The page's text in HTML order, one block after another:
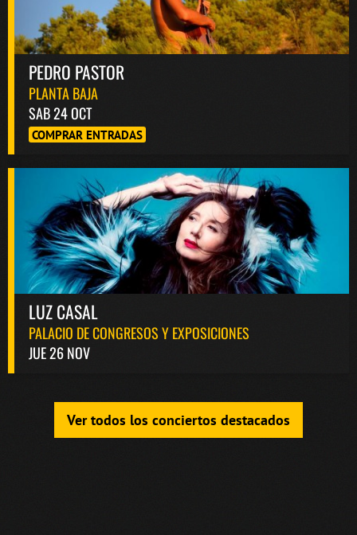
PEDRO PASTOR
PLANTA BAJA
SAB 24 OCT
COMPRAR ENTRADAS
LUZ CASAL
PALACIO DE CONGRESOS Y EXPOSICIONES
JUE 26 NOV
Ver todos los conciertos destacados